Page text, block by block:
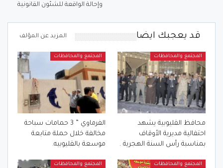
وإحالة الواقعة للشئون القانونية
قد يعجبك ايضا المزيد عن المؤلف
المجتمع والمحافظات
محافظ القليوبية يشهد
احتفالية مديرية الأوقاف
بمناسبة رأس السنة الهجرية .
المجتمع والمحافظات
الفرماوي ” 3 حمامات سباحة
مخالفة خلال حملة متابعة
موسعة بالقليوبيه.
المجتمع والمحافظات المجتمع والمحافظات